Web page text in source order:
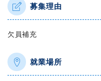
募集理由
欠員補充
就業場所